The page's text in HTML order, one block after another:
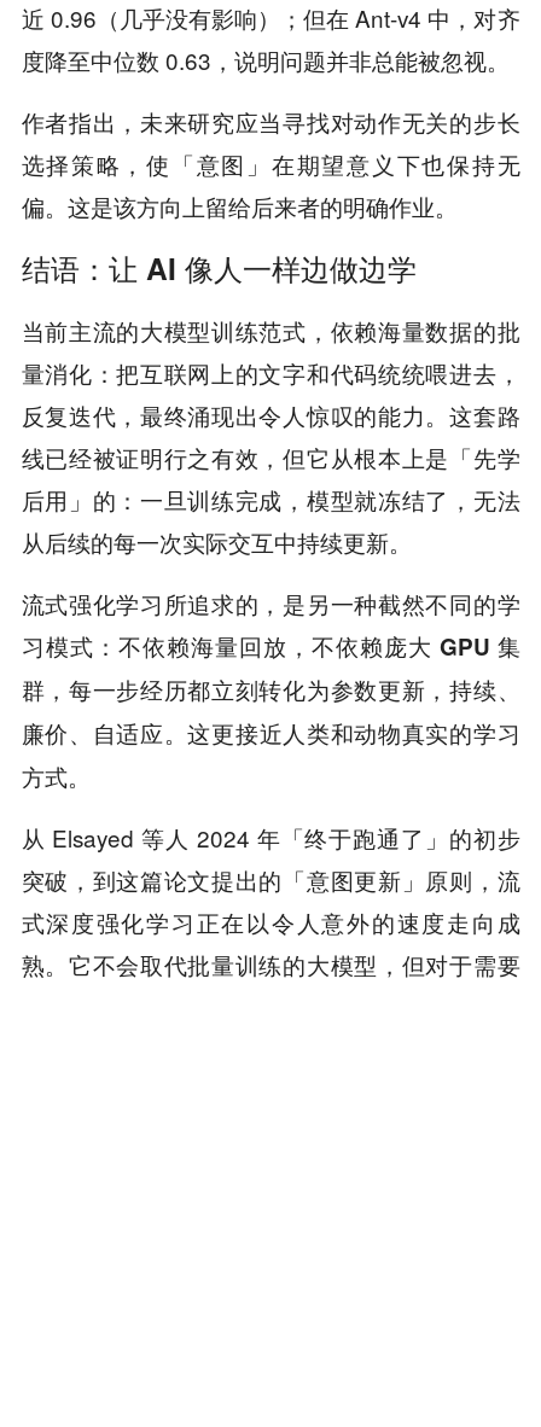
近 0.96（几乎没有影响）；但在 Ant-v4 中，对齐
度降至中位数 0.63，说明问题并非总能被忽视。
作者指出，未来研究应当寻找对动作无关的步长
选择策略，使「意图」在期望意义下也保持无
偏。这是该方向上留给后来者的明确作业。
结语：让 AI 像人一样边做边学
当前主流的大模型训练范式，依赖海量数据的批
量消化：把互联网上的文字和代码统统喂进去，
反复迭代，最终涌现出令人惊叹的能力。这套路
线已经被证明行之有效，但它从根本上是「先学
后用」的：一旦训练完成，模型就冻结了，无法
从后续的每一次实际交互中持续更新。
流式强化学习所追求的，是另一种截然不同的学
习模式： 不依赖海量回放，不依赖庞大 GPU 集
群，每一步经历都立刻转化为参数更新，持续、
廉价、自适应。这更接近人类和动物真实的学习
方式。
从 Elsayed 等人 2024 年「终于跑通了」的初步
突破，到这篇论文提出的「意图更新」原则，流
式深度强化学习正在以令人意外的速度走向成
熟。它不会取代批量训练的大模型，但对于需要